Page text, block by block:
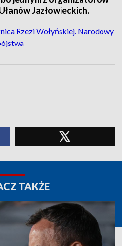
Jazłowieckich.
Rzezi Wołyńskiej. Narodowy
TAKŻE